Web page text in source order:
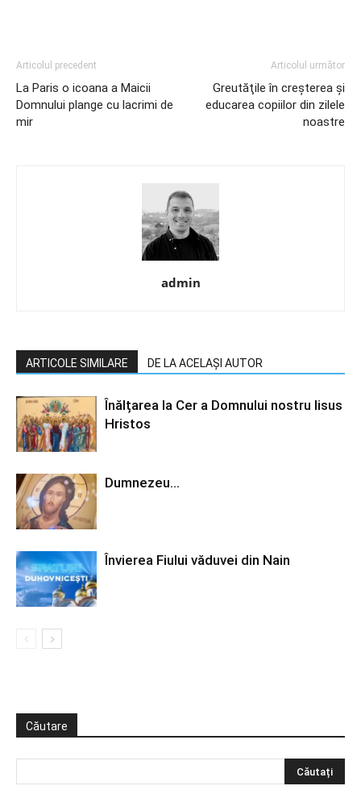
Articolul precedent
La Paris o icoana a Maicii
Domnului plange cu lacrimi de
mir
Articolul următor
Greutăţile în creşterea şi
educarea copiilor din zilele
noastre
admin
ARTICOLE SIMILARE DE LA ACELAȘI AUTOR
Înălțarea la Cer a Domnului nostru Iisus
Hristos
Dumnezeu…
Învierea Fiului văduvei din Nain
Căutare